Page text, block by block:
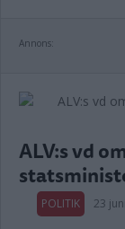
Annons:
ALV:s vd
POLITIK 23